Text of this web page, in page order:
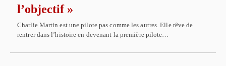
l’objectif »
Charlie Martin est une pilote pas comme les autres. Elle rêve de
rentrer dans l’histoire en devenant la première pilote…